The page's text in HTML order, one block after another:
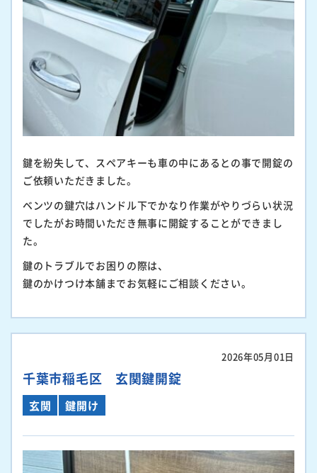
鍵を紛失して、スペアキーも車の中にあるとの事で開錠の
ご依頼いただきました。
ベンツの鍵穴はハンドル下でかなり作業がやりづらい状況
でしたがお時間いただき無事に開錠することができまし
た。
鍵のトラブルでお困りの際は、
鍵のかけつけ本舗までお気軽にご相談ください。
2026年05月01日
千葉市稲毛区 玄関鍵開錠
玄関 鍵開け